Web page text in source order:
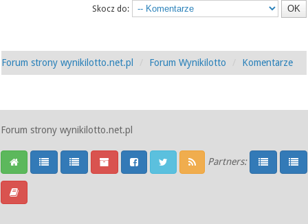
Skocz do:
Forum strony wynikilotto.net.pl Forum Wynikilotto Komentarze
Forum strony wynikilotto.net.pl
Partners: